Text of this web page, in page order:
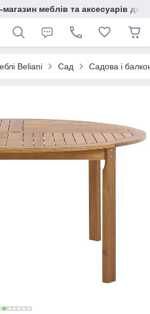
меблів та аксесуарів для
Beliani Сад Садова і